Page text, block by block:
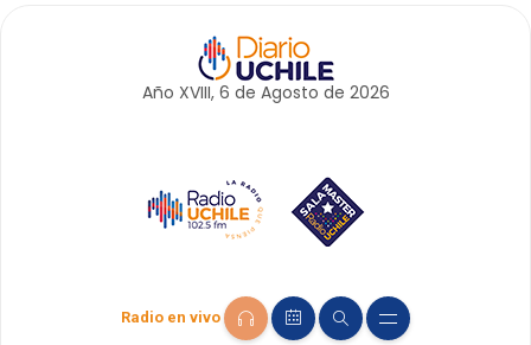
Año XVIII, 6 de Agosto de 2026
Radio en vivo